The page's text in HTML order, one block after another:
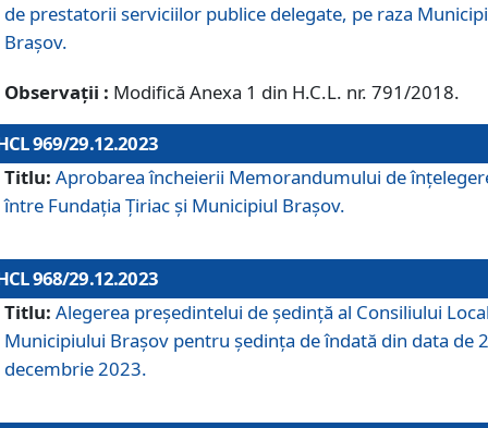
de prestatorii serviciilor publice delegate, pe raza
Brașov.
Observații : Modifică Anexa 1 din H.C.L. nr. 791/2018.
969/29.12.2023
Titlu: Aprobarea încheierii Memorandumului de
între Fundația Țiriac și Municipiul Brașov.
968/29.12.2023
Titlu: Alegerea preşedintelui de şedinţă al Consiliului
Municipiului Braşov pentru ședința de îndată din data de
decembrie 2023.